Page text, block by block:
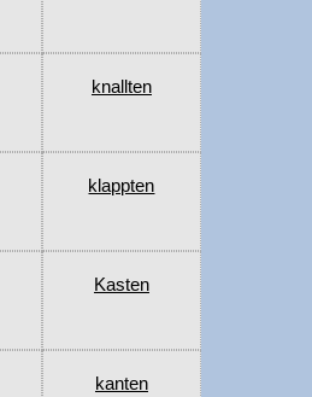
knallten
klappten
Kasten
kanten